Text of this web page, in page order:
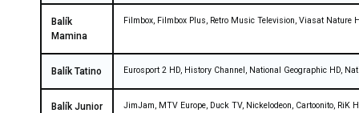
Balík
Mamina
Filmbox, Filmbox Plus, Retro Music Television, Viasat Nature
Balík Tatino Eurosport 2 HD, History Channel, National Geographic HD,
Balík Junior JimJam, MTV Europe, Duck TV, Nickelodeon, Cartoonito, RiK